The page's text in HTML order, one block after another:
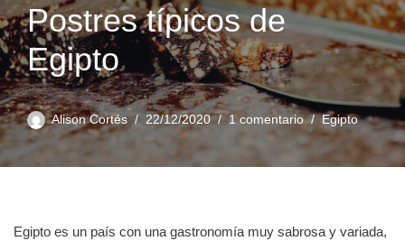
Postres típicos de
Egipto
Alison Cortés 22/12/2020 1 comentario Egipto
Egipto es un país con una gastronomía muy sabrosa y variada,